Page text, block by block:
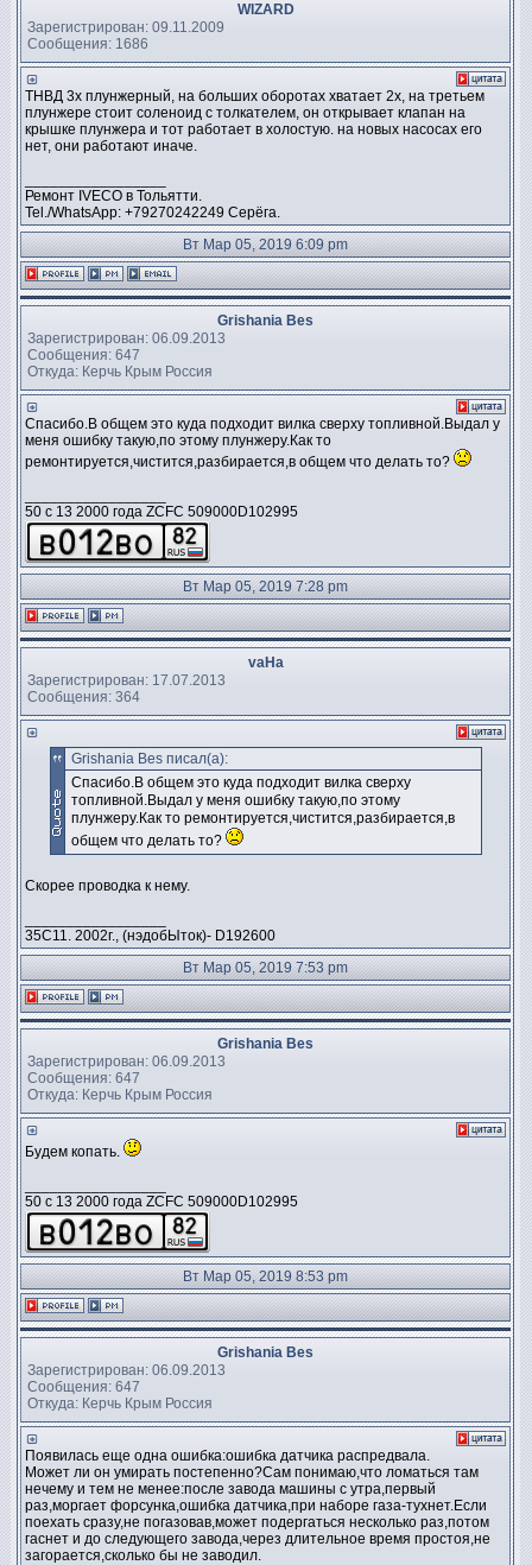
WIZARD
Зарегистрирован: 09.11.2009
Сообщения: 1686
ТНВД 3х плунжерный, на больших оборотах хватает 2х, на третьем
плунжере стоит соленоид с толкателем, он открывает клапан на
крышке плунжера и тот работает в холостую. на новых насосах его
нет, они работают иначе.
Ремонт IVECO в Тольятти.
Tel./WhatsApp: +79270242249 Серёга.
Вт Мар 05, 2019 6:09 pm
Grishania Bes
Зарегистрирован: 06.09.2013
Сообщения: 647
Откуда: Керчь Крым Россия
Спасибо.В общем это куда подходит вилка сверху топливной.Выдал у
меня ошибку такую,по этому плунжеру.Как то
ремонтируется,чистится,разбирается,в общем что делать то?
50 c 13 2000 года ZCFC 509000D102995
Вт Мар 05, 2019 7:28 pm
vaHa
Зарегистрирован: 17.07.2013
Сообщения: 364
Grishania Bes писал(а):
Спасибо.В общем это куда подходит вилка сверху
топливной.Выдал у меня ошибку такую,по этому
плунжеру.Как то ремонтируется,чистится,разбирается,в
общем что делать то?
Скорее проводка к нему.
35C11. 2002г., (нэдобЫток)- D192600
Вт Мар 05, 2019 7:53 pm
Grishania Bes
Зарегистрирован: 06.09.2013
Сообщения: 647
Откуда: Керчь Крым Россия
Будем копать.
50 c 13 2000 года ZCFC 509000D102995
Вт Мар 05, 2019 8:53 pm
Grishania Bes
Зарегистрирован: 06.09.2013
Сообщения: 647
Откуда: Керчь Крым Россия
Появилась еще одна ошибка:ошибка датчика распредвала.
Может ли он умирать постепенно?Сам понимаю,что ломаться там
нечему и тем не менее:после завода машины с утра,первый
раз,моргает форсунка,ошибка датчика,при наборе газа-тухнет.Если
поехать сразу,не погазовав,может подергаться несколько раз,потом
гаснет и до следующего завода,через длительное время простоя,не
загорается,сколько бы не заводил.